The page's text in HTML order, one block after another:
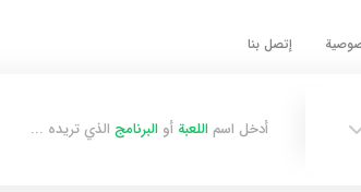
إتصل بنا
أدخل اسم اللعبة أو البرنامج الذي تريده ...